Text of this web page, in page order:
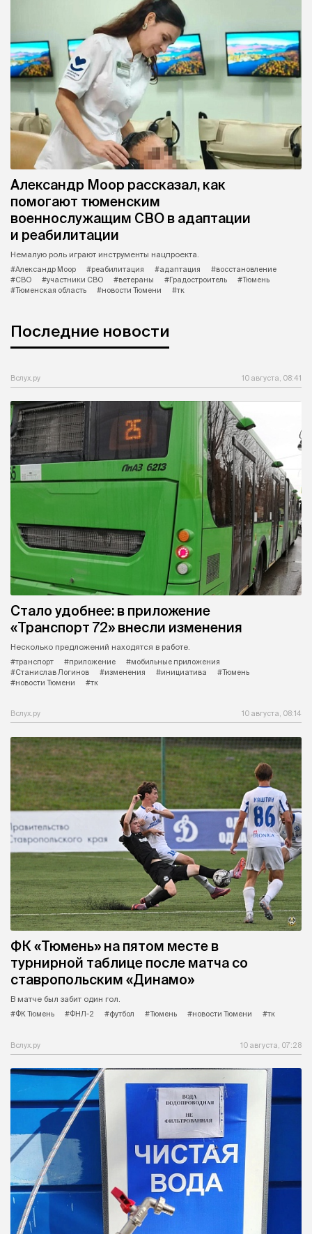
Александр Моор рассказал, как
помогают тюменским
военнослужащим СВО в адаптации
и реабилитации
Немалую роль играют инструменты нацпроекта.
#Александр Моор
#реабилитация #адаптация
#восстановление
#СВО
#участники СВО #ветераны #Градостроитель
#Тюмень
#Тюменская область
#новости Тюмени #тк
Последние новости
Вслух.ру 10 августа, 08:41
Стало удобнее: в приложение
«Транспорт 72» внесли изменения
Несколько предложений находятся в работе.
#транспорт
#приложение
#мобильные приложения
#Станислав Логинов
#изменения #инициатива
#Тюмень
#новости Тюмени
#тк
Вслух.ру 10 августа, 08:14
ФК «Тюмень» на пятом месте в
турнирной таблице после матча со
ставропольским «Динамо»
В матче был забит один гол.
#ФК Тюмень
#ФНЛ-2 #футбол #Тюмень #новости Тюмени #тк
Вслух.ру 10 августа, 07:28